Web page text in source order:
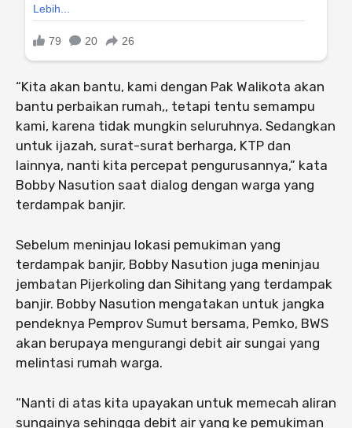
“Kita akan bantu, kami dengan Pak Walikota akan
bantu perbaikan rumah,, tetapi tentu semampu
kami, karena tidak mungkin seluruhnya. Sedangkan
untuk ijazah, surat-surat berharga, KTP dan
lainnya, nanti kita percepat pengurusannya,” kata
Bobby Nasution saat dialog dengan warga yang
terdampak banjir.
Sebelum meninjau lokasi pemukiman yang
terdampak banjir, Bobby Nasution juga meninjau
jembatan Pijerkoling dan Sihitang yang terdampak
banjir. Bobby Nasution mengatakan untuk jangka
pendeknya Pemprov Sumut bersama, Pemko, BWS
akan berupaya mengurangi debit air sungai yang
melintasi rumah warga.
“Nanti di atas kita upayakan untuk memecah aliran
sungainya sehingga debit air yang ke pemukiman